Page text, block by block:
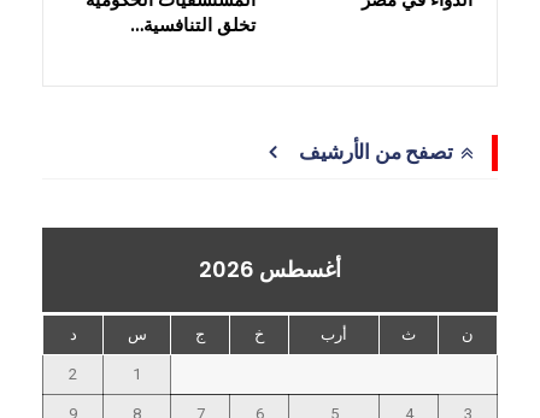
تخلق التنافسية…
تصفح من الأرشيف
أغسطس 2026
ن ث أرب خ ج س د
1
2
3
4
5
6
7
8
9